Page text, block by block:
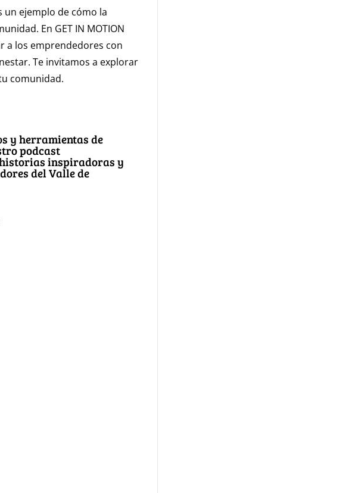
un ejemplo de cómo la
En GET IN MOTION
a los emprendedores con
Te invitamos a explorar
comunidad.
y herramientas de
podcast
inspiradoras y
del Valle de